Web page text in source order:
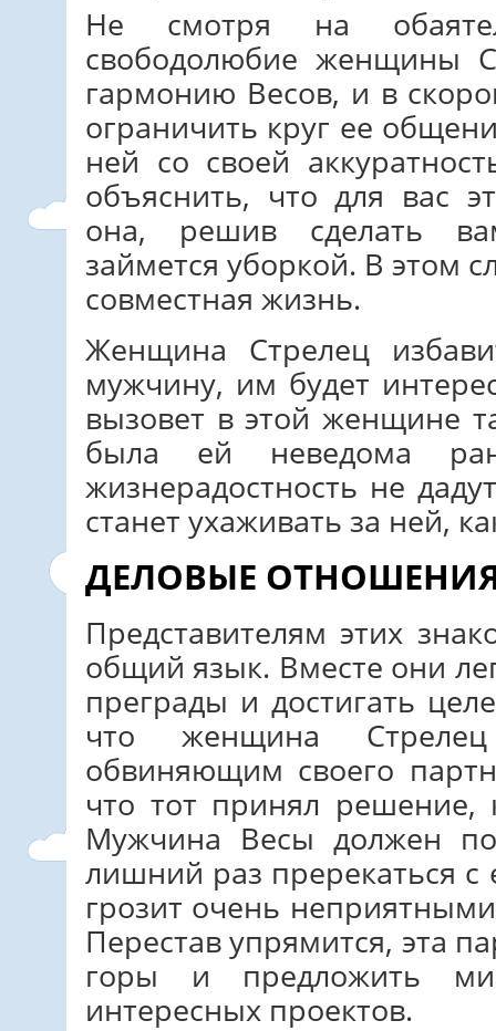
Не смотря на
свободолюбие женщины
гармонию Весов, и в
ограничить круг ее
ней со своей
объяснить, что для вас
она, решив сделать
займется уборкой. В этом
совместная жизнь.
Женщина Стрелец
мужчину, им будет
вызовет в этой женщине
была ей неведома
жизнерадостность не
станет ухаживать за ней,
ДЕЛОВЫЕ
Представителям этих
общий язык. Вместе они
преграды и достигать
что женщина
обвиняющим своего
что тот принял решение,
Мужчина Весы должен
лишний раз пререкаться
грозит очень
Перестав упрямится, эта
горы и предложить
интересных проектов.